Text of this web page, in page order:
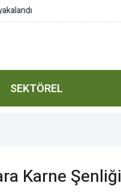
ulaşım hamlesi
SEKTÖREL
Karne Şenliği